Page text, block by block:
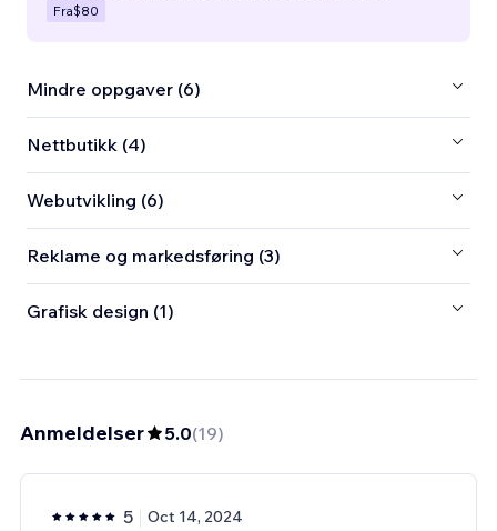
Fra$80
Mindre oppgaver (6)
Nettbutikk (4)
Webutvikling (6)
Reklame og markedsføring (3)
Grafisk design (1)
Anmeldelser 5.0(19)
5 Oct 14, 2024